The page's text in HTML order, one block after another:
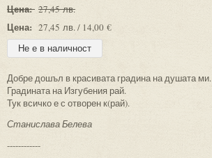
Цена: 27,45 лв.
Цена: 27,45 лв. / 14,00 €
Добре дошъл в красивата градина на душата ми.
Градината на Изгубения рай.
Тук всичко е с отворен к(рай).
Станислава Белева
------------